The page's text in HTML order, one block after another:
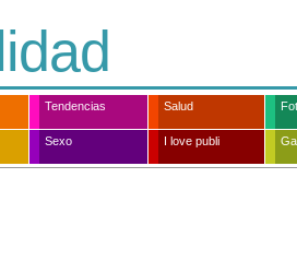
Tendencias Salud
Sexo I love publi